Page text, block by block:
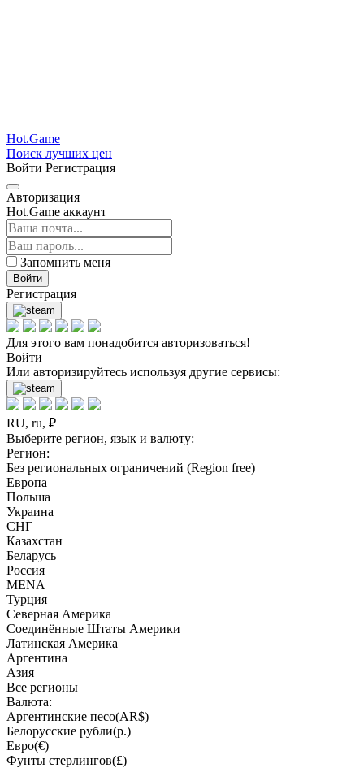
Hot.Game
Поиск лучших цен
Войти Регистрация
Авторизация
Hot.Game аккаунт
Запомнить меня
Войти
Регистрация
Для этого вам понадобится авторизоваться!
Войти
Или авторизируйтесь используя другие сервисы:
RU, ru, ₽
Выберите регион, язык и валюту:
Регион:
Без региональных ограничений (Region free)
Европа
Польша
Украина
СНГ
Казахстан
Беларусь
Россия
MENA
Турция
Северная Америка
Соединённые Штаты Америки
Латинская Америка
Аргентина
Азия
Все регионы
Валюта:
Аргентинские песо(AR$)
Белорусские рубли(р.)
Евро(€)
Фунты стерлингов(£)